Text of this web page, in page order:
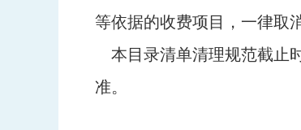
等依据的收费项目，一律取
本目录清单清理规范截止
准。